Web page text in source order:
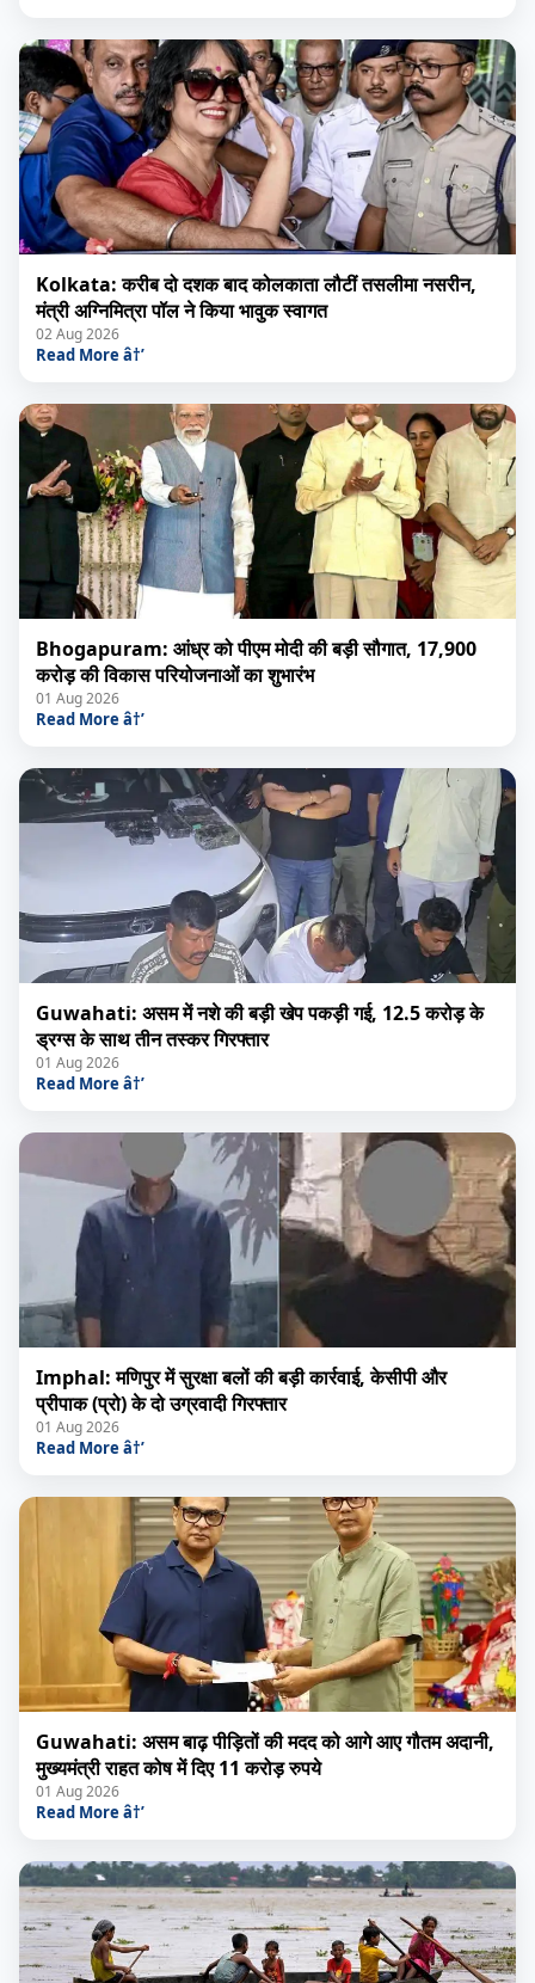
Kolkata: करीब दो दशक बाद कोलकाता लौटीं तसलीमा नसरीन,
मंत्री अग्निमित्रा पॉल ने किया भावुक स्वागत
02 Aug 2026
Read More â†’
Bhogapuram: आंध्र को पीएम मोदी की बड़ी सौगात, 17,900
करोड़ की विकास परियोजनाओं का शुभारंभ
01 Aug 2026
Read More â†’
Guwahati: असम में नशे की बड़ी खेप पकड़ी गई, 12.5 करोड़ के
ड्रग्स के साथ तीन तस्कर गिरफ्तार
01 Aug 2026
Read More â†’
Imphal: मणिपुर में सुरक्षा बलों की बड़ी कार्रवाई, केसीपी और
प्रीपाक (प्रो) के दो उग्रवादी गिरफ्तार
01 Aug 2026
Read More â†’
Guwahati: असम बाढ़ पीड़ितों की मदद को आगे आए गौतम अदानी,
मुख्यमंत्री राहत कोष में दिए 11 करोड़ रुपये
01 Aug 2026
Read More â†’